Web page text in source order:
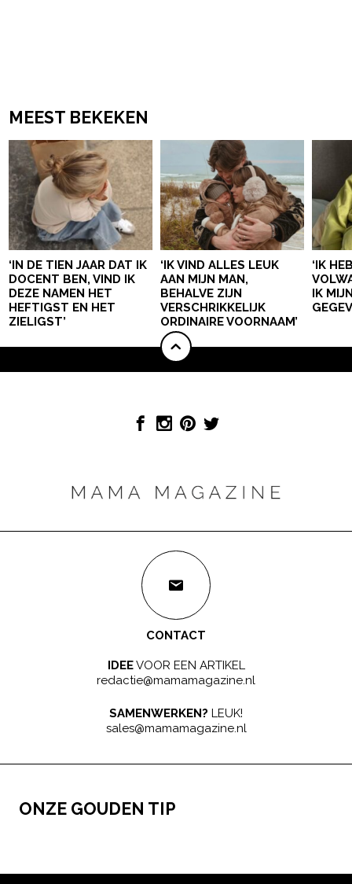
MEEST BEKEKEN
‘IN DE TIEN JAAR DAT IK
DOCENT BEN, VIND IK
DEZE NAMEN HET
HEFTIGST EN HET
ZIELIGST’
‘IK VIND ALLES LEUK
AAN MIJN MAN,
BEHALVE ZIJN
VERSCHRIKKELIJK
ORDINAIRE VOORNAAM’
‘IK
IK
CONTACT
IDEEVOOR EEN ARTIKEL
redactie@mamamagazine.nl
SAMENWERKEN? LEUK!
sales@mamamagazine.nl
ONZE GOUDEN TIP